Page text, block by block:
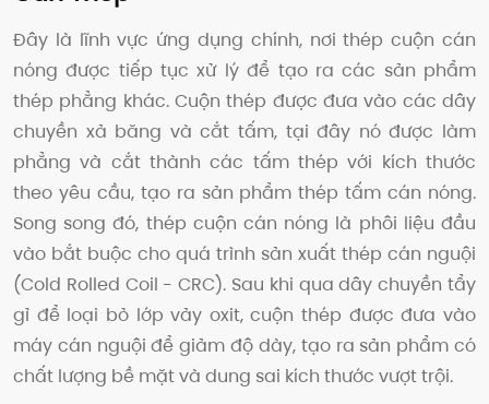
Đây là lĩnh vực ứng dụng chính, nơi thép cuộn cán
nóng được tiếp tục xử lý để tạo ra các sản phẩm
thép phẳng khác. Cuộn thép được đưa vào các dây
chuyền xả băng và cắt tấm, tại đây nó được làm
phẳng và cắt thành các tấm thép với kích thước
theo yêu cầu, tạo ra sản phẩm thép tấm cán nóng.
Song song đó, thép cuộn cán nóng là phôi liệu đầu
vào bắt buộc cho quá trình sản xuất thép cán nguội
(Cold Rolled Coil - CRC). Sau khi qua dây chuyền tẩy
gỉ để loại bỏ lớp vảy oxit, cuộn thép được đưa vào
máy cán nguội để giảm độ dày, tạo ra sản phẩm có
chất lượng bề mặt và dung sai kích thước vượt trội.